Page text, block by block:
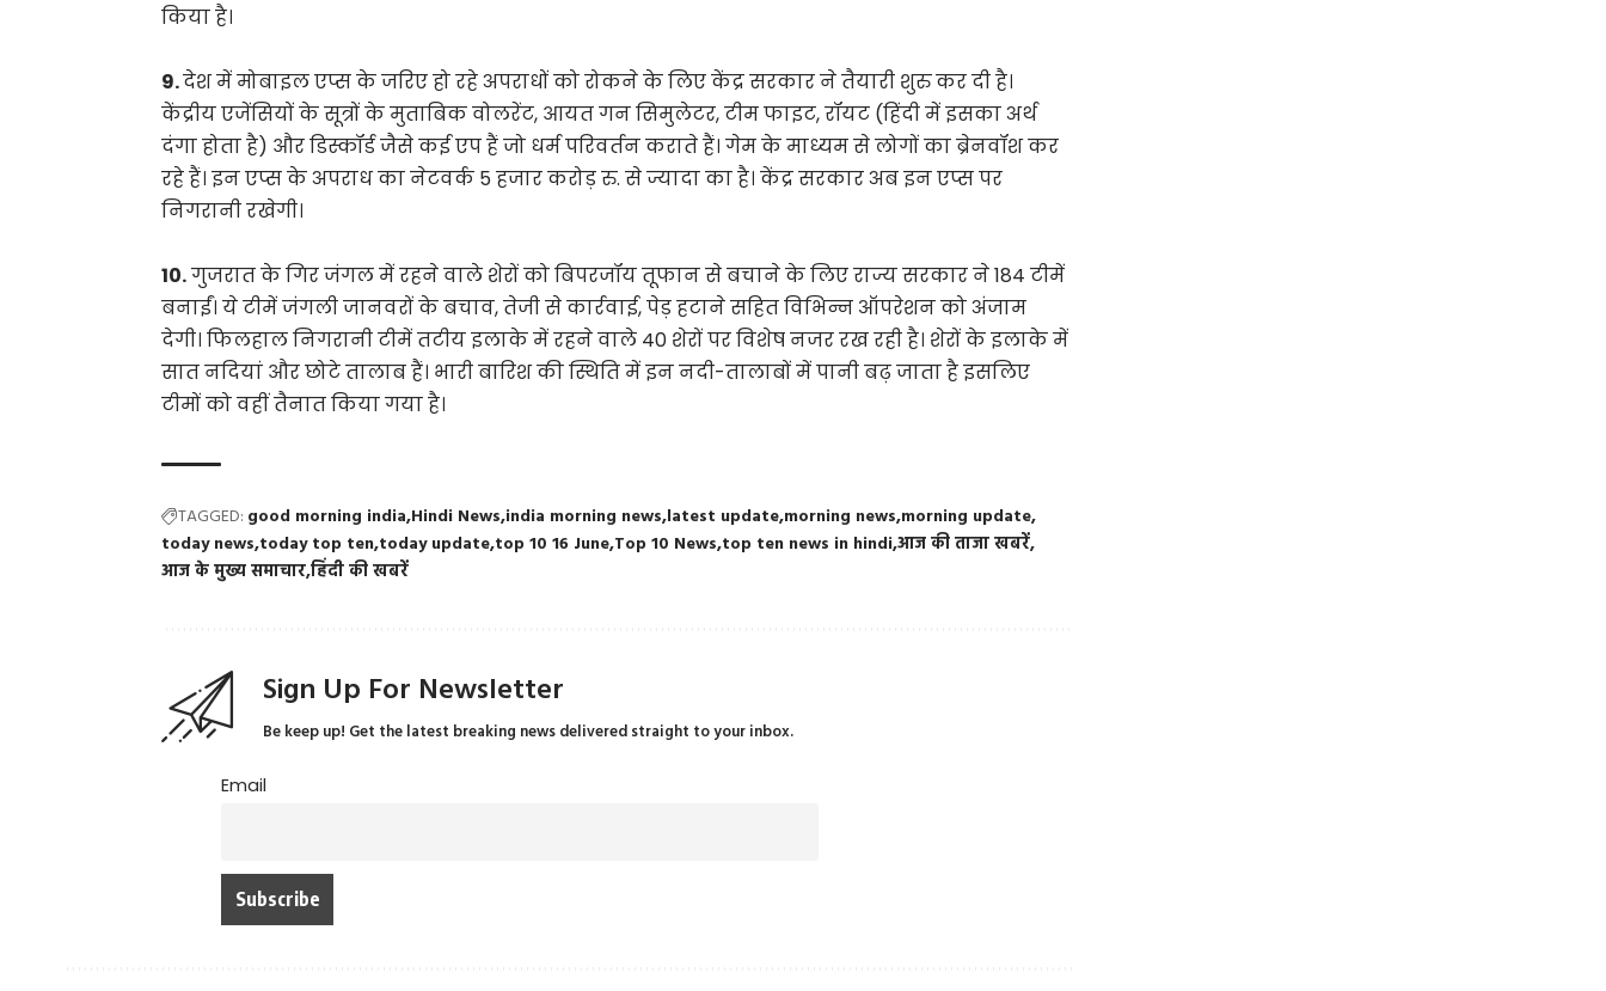
किया है।
9.देश में मोबाइल एप्स के जरिए हो रहे अपराधों को रोकने के लिए केंद्र सरकार ने तैयारी शुरु कर दी है।
केंद्रीय एजेंसियों के सूत्रों के मुताबिक वोलरेंट, आयत गन सिमुलेटर, टीम फाइट, रॉयट (हिंदी में इसका अर्थ
दंगा होता है) और डिस्कॉर्ड जैसे कई एप हैं जो धर्म परिवर्तन कराते हैं। गेम के माध्यम से लोगों का ब्रेनवॉश कर
रहे हैं। इन एप्स के अपराध का नेटवर्क 5 हजार करोड़ रु. से ज्यादा का है। केंद्र सरकार अब इन एप्स पर
निगरानी रखेगी।
10.गुजरात के गिर जंगल में रहने वाले शेरों को बिपरजॉय तूफान से बचाने के लिए राज्य सरकार ने 184 टीमें
बनाईं। ये टीमें जंगली जानवरों के बचाव, तेजी से कार्रवाई, पेड़ हटाने सहित विभिन्न ऑपरेशन को अंजाम
देगी। फिलहाल निगरानी टीमें तटीय इलाके में रहने वाले 40 शेरों पर विशेष नजर रख रही है। शेरों के इलाके में
सात नदियां और छोटे तालाब हैं। भारी बारिश की स्थिति में इन नदी-तालाबों में पानी बढ़ जाता है इसलिए
टीमों को वहीं तैनात किया गया है।
TAGGED: good morning india Hindi News india morning news latest update morning news morning update
today news today top ten today update top 10 16 June Top 10 News top ten news in hindiआज की ताजा खबरें
आज के मुख्य समाचारहिंदी की खबरें
Sign Up For Newsletter
Be keep up! Get the latest breaking news delivered straight to your inbox.
Email